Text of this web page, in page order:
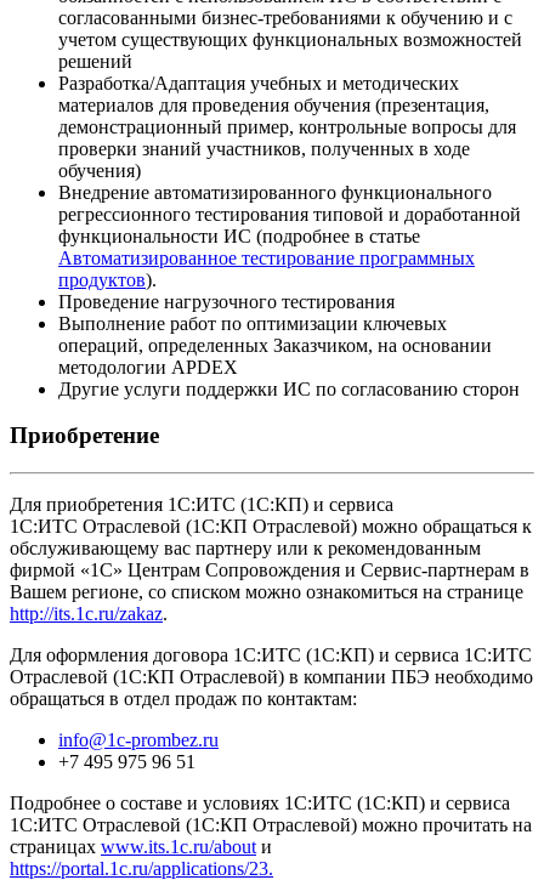
согласованными бизнес-требованиями к обучению и с
учетом существующих функциональных возможностей
решений
Разработка/Адаптация учебных и методических
материалов для проведения обучения (презентация,
демонстрационный пример, контрольные вопросы для
проверки знаний участников, полученных в ходе
обучения)
Внедрение автоматизированного функционального
регрессионного тестирования типовой и доработанной
функциональности ИС (подробнее в статье
Автоматизированное тестирование программных
продуктов).
Проведение нагрузочного тестирования
Выполнение работ по оптимизации ключевых
операций, определенных Заказчиком, на основании
методологии APDEX
Другие услуги поддержки ИС по согласованию сторон
Приобретение
Для приобретения 1С:ИТС (1С:КП) и сервиса
1С:ИТС Отраслевой (1С:КП Отраслевой) можно обращаться к
обслуживающему вас партнеру или к рекомендованным
фирмой «1С» Центрам Сопровождения и Сервис-партнерам в
Вашем регионе, со списком можно ознакомиться на странице
http://its.1c.ru/zakaz.
Для оформления договора 1С:ИТС (1С:КП) и сервиса 1С:ИТС
Отраслевой (1С:КП Отраслевой) в компании ПБЭ необходимо
обращаться в отдел продаж по контактам:
info@1c-prombez.ru
+7 495 975 96 51
Подробнее о составе и условиях 1С:ИТС (1С:КП) и сервиса
1С:ИТС Отраслевой (1С:КП Отраслевой) можно прочитать на
страницах www.its.1c.ru/about и
https://portal.1c.ru/applications/23.